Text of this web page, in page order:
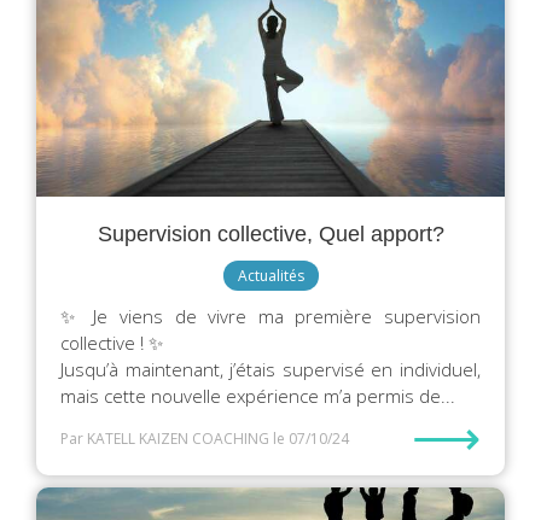
Supervision collective, Quel apport?
Actualités
✨ Je viens de vivre ma première supervision
collective ! ✨
Jusqu’à maintenant, j’étais supervisé en individuel,
mais cette nouvelle expérience m’a permis de...
Par KATELL KAIZEN COACHING le 07/10/24 ⟶